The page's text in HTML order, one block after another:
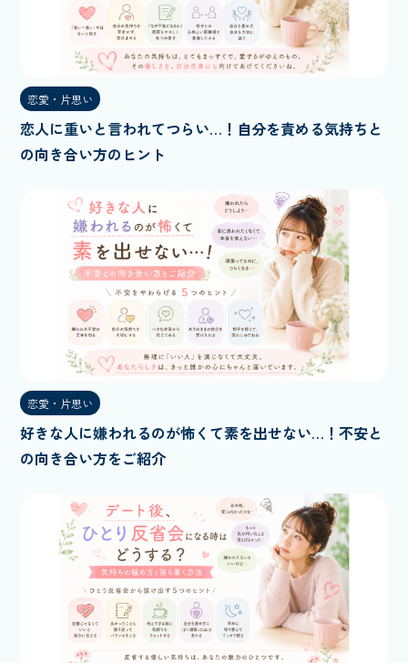
恋愛・片思い
恋人に重いと言われてつらい…！自分を責める気持ちと
の向き合い方のヒント
恋愛・片思い
好きな人に嫌われるのが怖くて素を出せない…！不安と
の向き合い方をご紹介